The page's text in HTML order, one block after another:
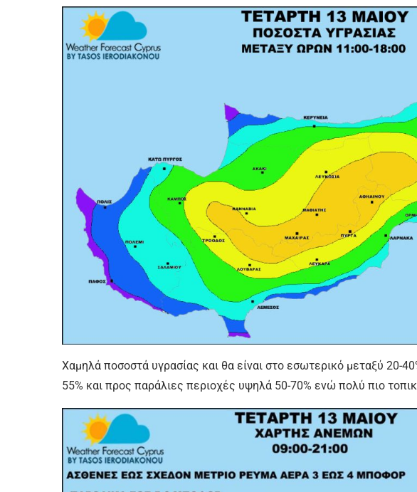
Χαμηλά ποσοστά υγρασίας και θα είναι στο εσωτερικό μεταξύ 20-
55% και προς παράλιες περιοχές υψηλά 50-70% ενώ πολύ πιο